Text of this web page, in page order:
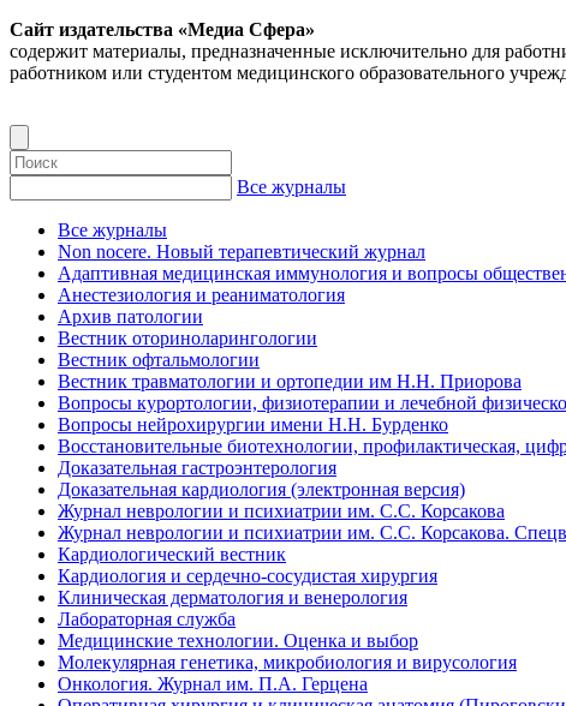
Сайт издательства «Медиа Сфера»
содержит материалы, предназначенные исключительно для
работником или студентом медицинского образовательного
Все журналы
Все журналы
Non nocere. Новый терапевтический журнал
Адаптивная медицинская иммунология и вопросы
Анестезиология и реаниматология
Архив патологии
Вестник оториноларингологии
Вестник офтальмологии
Вестник травматологии и ортопедии им Н.Н. Приорова
Вопросы курортологии, физиотерапии и лечебной
Вопросы нейрохирургии имени Н.Н. Бурденко
Восстановительные биотехнологии, профилактическая,
Доказательная гастроэнтерология
Доказательная кардиология (электронная версия)
Журнал неврологии и психиатрии им. С.С. Корсакова
Журнал неврологии и психиатрии им. С.С. Корсакова.
Кардиологический вестник
Кардиология и сердечно-сосудистая хирургия
Клиническая дерматология и венерология
Лабораторная служба
Медицинские технологии. Оценка и выбор
Молекулярная генетика, микробиология и вирусология
Онкология. Журнал им. П.А. Герцена